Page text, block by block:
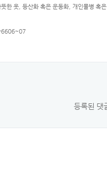
한 옷, 등산화 혹은 운동화, 개인물병 혹
6606~07
등록된 댓